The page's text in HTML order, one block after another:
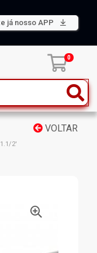
já nosso APP
0
VOLTAR
1.1/2'